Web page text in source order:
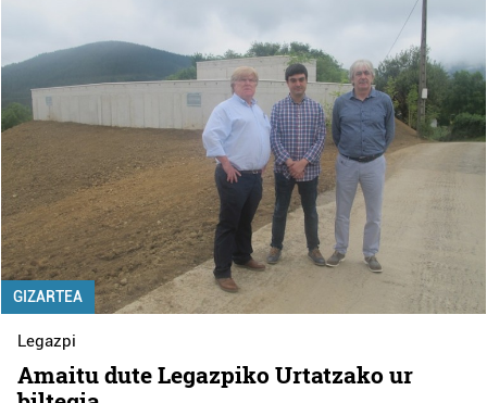
GIZARTEA
Legazpi
Amaitu dute Legazpiko Urtatzako ur